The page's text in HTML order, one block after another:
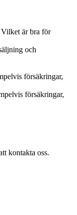
Vilket är bra för
och
försäkringar,
försäkringar,
kontakta oss.